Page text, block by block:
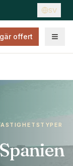
SV
offert